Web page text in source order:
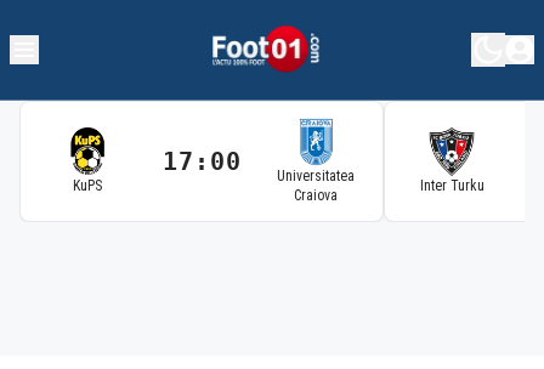
KuPS
17:00
Universitatea
Craiova
Inter Turku